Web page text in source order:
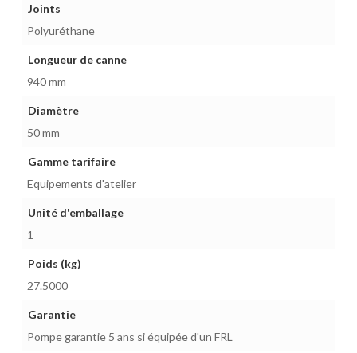
Joints
Polyuréthane
Longueur de canne
940 mm
Diamètre
50 mm
Gamme tarifaire
Equipements d'atelier
Unité d'emballage
1
Poids (kg)
27.5000
Garantie
Pompe garantie 5 ans si équipée d'un FRL